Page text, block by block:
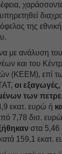
της
με ανάλυση
και του
(ΚΕΕΜ), επί
οι εξαγωγές,
των
εκατ. ευρώ ή
7,78 δισ.
στα 5,46
159,1 εκατ.